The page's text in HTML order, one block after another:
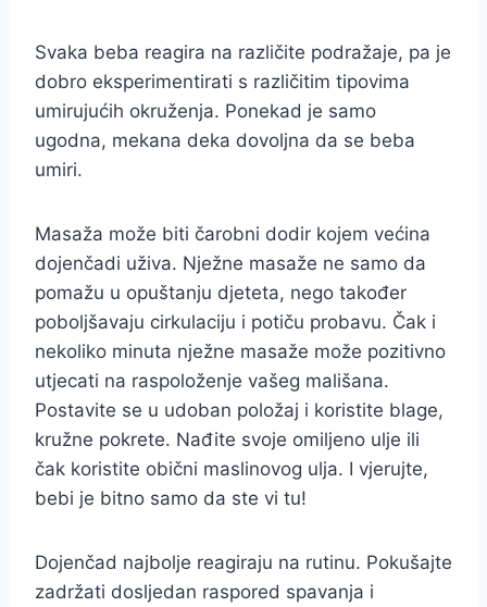
Svaka beba reagira na različite podražaje, pa je
dobro eksperimentirati s različitim tipovima
umirujućih okruženja. Ponekad je samo
ugodna, mekana deka dovoljna da se beba
umiri.
Masaža može biti čarobni dodir kojem većina
dojenčadi uživa. Nježne masaže ne samo da
pomažu u opuštanju djeteta, nego također
poboljšavaju cirkulaciju i potiču probavu. Čak i
nekoliko minuta nježne masaže može pozitivno
utjecati na raspoloženje vašeg mališana.
Postavite se u udoban položaj i koristite blage,
kružne pokrete. Nađite svoje omiljeno ulje ili
čak koristite obični maslinovog ulja. I vjerujte,
bebi je bitno samo da ste vi tu!
Dojenčad najbolje reagiraju na rutinu. Pokušajte
zadržati dosljedan raspored spavanja i